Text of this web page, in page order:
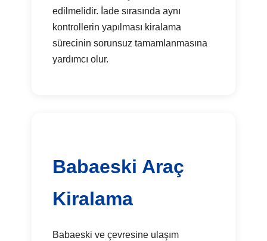
edilmelidir. İade sırasında aynı
kontrollerin yapılması kiralama
sürecinin sorunsuz tamamlanmasına
yardımcı olur.
Babaeski Araç
Kiralama
Babaeski ve çevresine ulaşım